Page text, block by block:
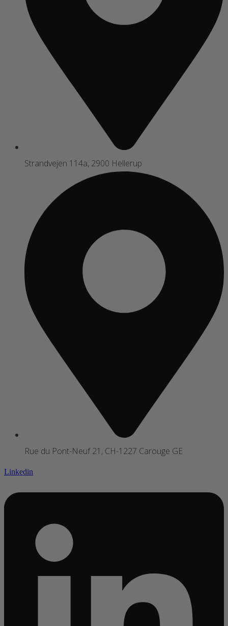
Strandvejen 114a, 2900 Hellerup
Rue du Pont-Neuf 21, CH-1227 Carouge GE
Linkedin